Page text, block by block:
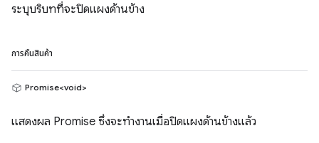
ระบุบริบทที่จะปิดแผงด้านข้าง
การคืนสินค้า
Promise<void>
แสดงผล Promise ซึ่งจะทำงานเมื่อปิดแผงด้านข้างแล้ว